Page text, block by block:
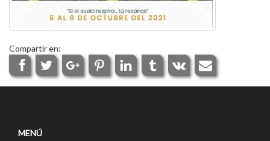
Compartir en:
MENÚ